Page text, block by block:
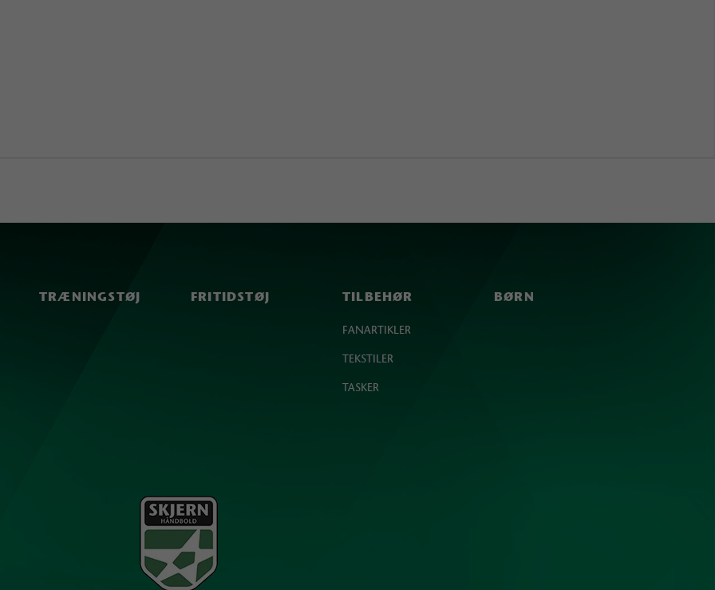
TRÆNINGSTØJ FRITIDSTØJ TILBEHØR
FANARTIKLER
TEKSTILER
TASKER
BØRN